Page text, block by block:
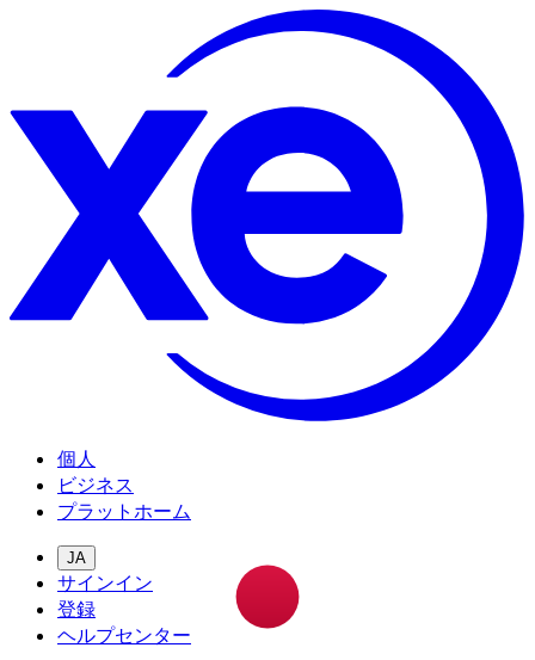
個人
ビジネス
プラットホーム
JA
サインイン
登録
ヘルプセンター